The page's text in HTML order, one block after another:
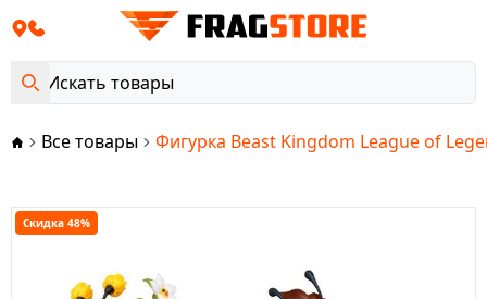
Все товары Фигурка Beast Kingdom League of
Скидка 48%